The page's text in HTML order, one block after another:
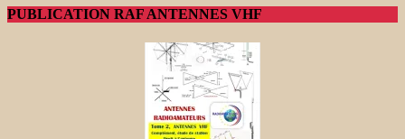
PUBLICATION RAF ANTENNES VHF